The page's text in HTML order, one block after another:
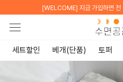
[WELCOME] 지금 가입하면 전 품목 10%
세트할인 베개(단품) 토퍼